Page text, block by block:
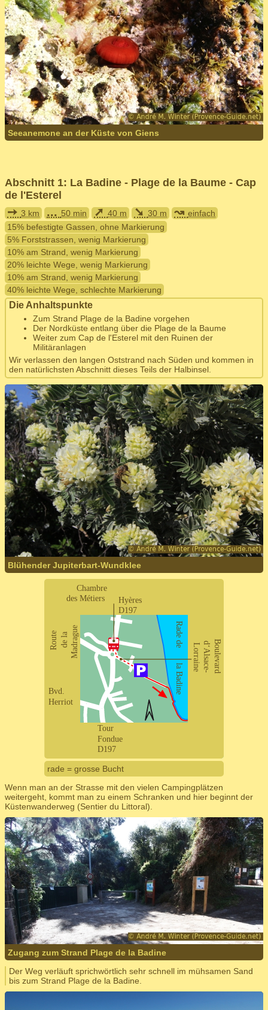
Seeanemone an der Küste von Giens
Abschnitt 1: La Badine - Plage de la Baume - Cap
de l'Esterel
➙ 3 km ... 50 min ➚ 40 m ➘ 30 m ↝ einfach
15% befestigte Gassen, ohne Markierung
5% Forststrassen, wenig Markierung
10% am Strand, wenig Markierung
20% leichte Wege, wenig Markierung
10% am Strand, wenig Markierung
40% leichte Wege, schlechte Markierung
Die Anhaltspunkte
Zum Strand Plage de la Badine vorgehen
Der Nordküste entlang über die Plage de la Baume
Weiter zum Cap de l'Esterel mit den Ruinen der
Militäranlagen
Wir verlassen den langen Oststrand nach Süden und kommen in
den natürlichsten Abschnitt dieses Teils der Halbinsel.
Blühender Jupiterbart-Wundklee
rade = grosse Bucht
Wenn man an der Strasse mit den vielen Campingplätzen
weitergeht, kommt man zu einem Schranken und hier beginnt der
Küstenwanderweg (Sentier du Littoral).
Zugang zum Strand Plage de la Badine
Der Weg verläuft sprichwörtlich sehr schnell im mühsamen Sand
bis zum Strand Plage de la Badine.